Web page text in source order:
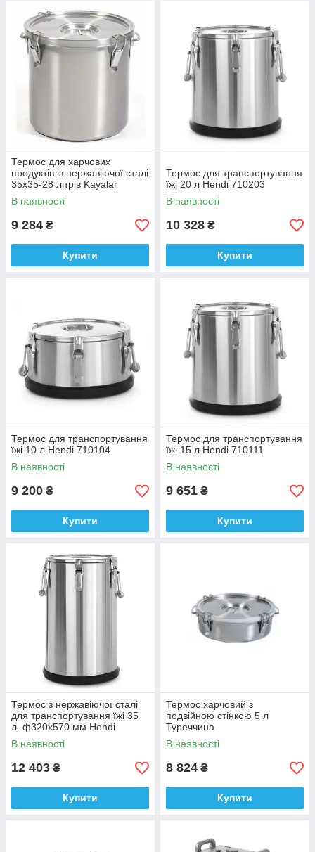
Термос для харчових
продуктів із нержавіючої сталі
35х35-28 літрів Kayalar
В наявності
9 284 ₴
Купити
Термос для транспортування
їжі 20 л Hendi 710203
В наявності
10 328 ₴
Купити
Термос для транспортування
їжі 10 л Hendi 710104
В наявності
9 200 ₴
Купити
Термос для транспортування
їжі 15 л Hendi 710111
В наявності
9 651 ₴
Купити
Термос з нержавіючої сталі
для транспортування їжі 35
л. ф320х570 мм Hendi
В наявності
12 403 ₴
Купити
Термос харчовий з
подвійною стінкою 5 л
Туреччина
В наявності
8 824 ₴
Купити